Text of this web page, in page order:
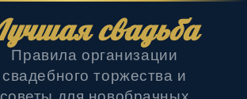
свадьба
Правила организации
свадебного торжества и